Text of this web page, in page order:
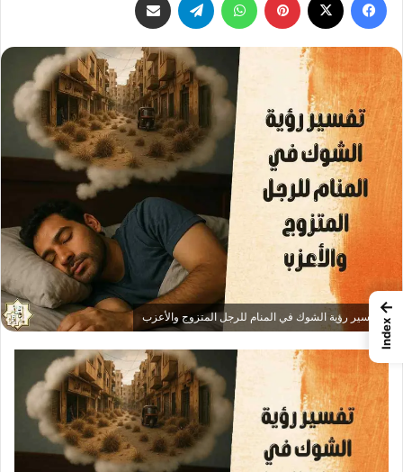
تفسير رؤية الشوك في المنام للرجل المتزوج والأعزب
←
Index